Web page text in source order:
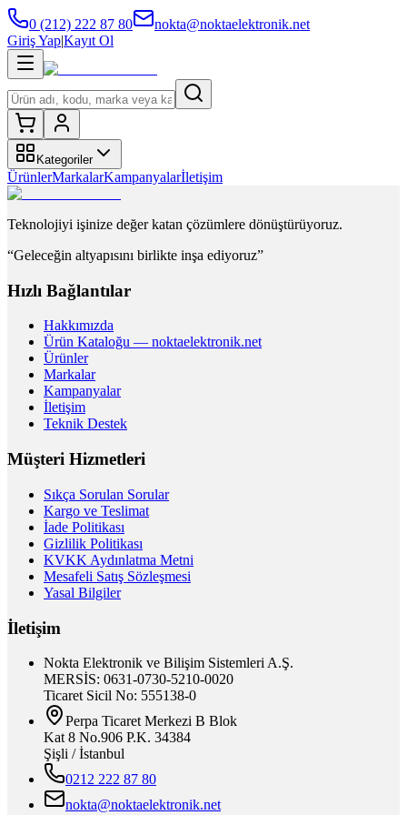
0 (212) 222 87 80
nokta@noktaelektronik.net
Giriş Yap|Kayıt Ol
Kategoriler
ÜrünlerMarkalarKampanyalarİletişim
Teknolojiyi işinize değer katan çözümlere dönüştürüyoruz.
“Geleceğin altyapısını birlikte inşa ediyoruz”
Hızlı Bağlantılar
Hakkımızda
Ürün Kataloğu — noktaelektronik.net
Ürünler
Markalar
Kampanyalar
İletişim
Teknik Destek
Müşteri Hizmetleri
Sıkça Sorulan Sorular
Kargo ve Teslimat
İade Politikası
Gizlilik Politikası
KVKK Aydınlatma Metni
Mesafeli Satış Sözleşmesi
Yasal Bilgiler
İletişim
Nokta Elektronik ve Bilişim Sistemleri A.Ş.
MERSİS: 0631-0730-5210-0020
Ticaret Sicil No: 555138-0
Perpa Ticaret Merkezi B Blok
Kat 8 No.906 P.K. 34384
Şişli / İstanbul
0212 222 87 80
nokta@noktaelektronik.net